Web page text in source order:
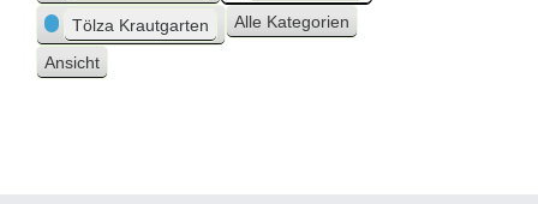
Tölza Krautgarten Alle Kategorien
Ansicht